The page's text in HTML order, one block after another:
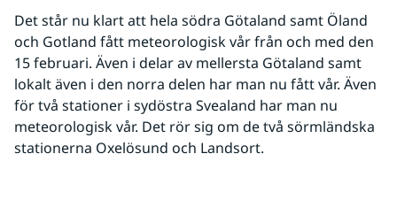
Det står nu klart att hela södra Götaland samt Öland
och Gotland fått meteorologisk vår från och med den
15 februari. Även i delar av mellersta Götaland samt
lokalt även i den norra delen har man nu fått vår. Även
för två stationer i sydöstra Svealand har man nu
meteorologisk vår. Det rör sig om de två sörmländska
stationerna Oxelösund och Landsort.